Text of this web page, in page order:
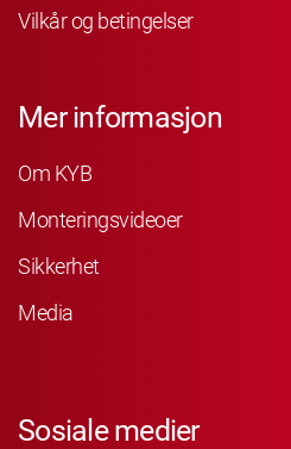
Vilkår og betingelser
Mer informasjon
Om KYB
Monteringsvideoer
Sikkerhet
Media
Sosiale medier